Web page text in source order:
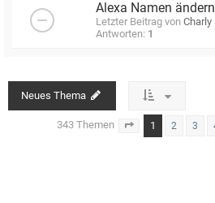
Alexa Namen ändern
Letzter Beitrag von Charly
Antworten: 1
Neues Thema
343 Themen Seite von 14
1 2 3